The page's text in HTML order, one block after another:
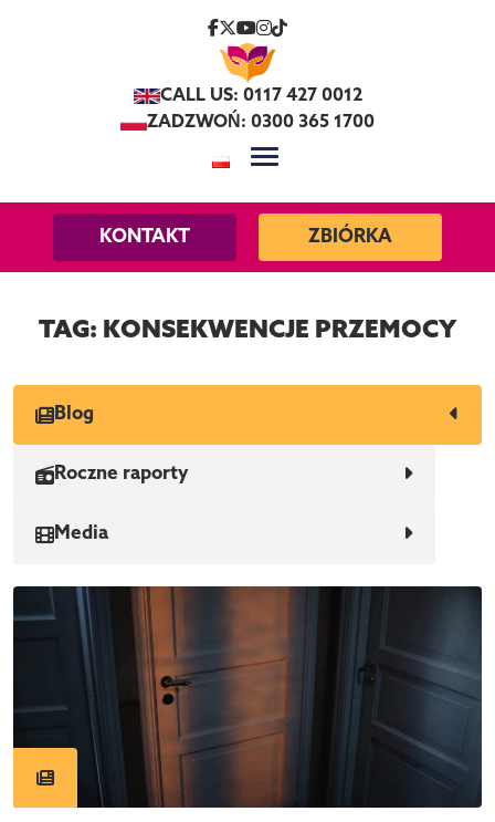
CALL US: 0117 427 0012
ZADZWOŃ: 0300 365 1700
KONTAKT ZBIÓRKA
TAG: KONSEKWENCJE PRZEMOCY
Blog
Roczne raporty
Media